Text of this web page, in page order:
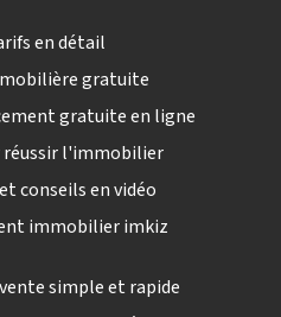
en détail
gratuite
gratuite en ligne
l'immobilier
conseils en vidéo
immobilier imkiz
simple et rapide